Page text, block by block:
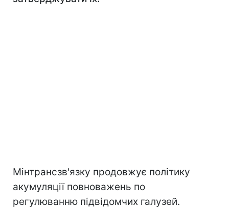
Мінтрансзв'язку продовжує політику
акумуляції повноважень по
регулюванню підвідомчих галузей.